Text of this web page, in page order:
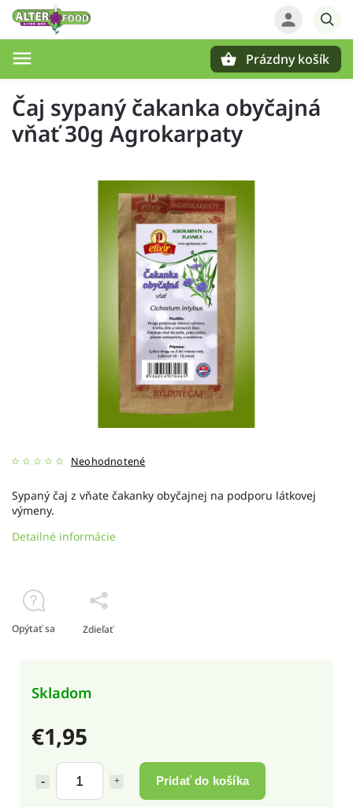
Prázdny košík
Čaj sypaný čakanka obyčajná
vňať 30g Agrokarpaty
Neohodnotené
€1,95
Pridať do košíka
Skladom
Sypaný čaj z vňate čakanky obyčajnej na podporu látkovej
výmeny.
Detailné informácie
Opýtať sa Zdieľať